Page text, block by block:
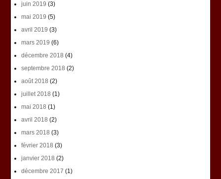
juin 2019 (3)
mai 2019 (5)
avril 2019 (3)
mars 2019 (6)
décembre 2018 (4)
septembre 2018 (2)
août 2018 (2)
juillet 2018 (1)
mai 2018 (1)
avril 2018 (2)
mars 2018 (3)
février 2018 (3)
janvier 2018 (2)
décembre 2017 (1)